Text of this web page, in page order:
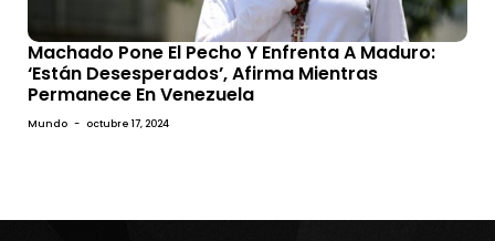
Machado Pone El Pecho Y Enfrenta A Maduro:
‘Están Desesperados’, Afirma Mientras
Permanece En Venezuela
Mundo - octubre 17, 2024